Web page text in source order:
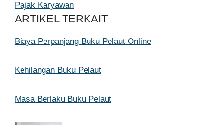
Pajak Karyawan
ARTIKEL TERKAIT
Biaya Perpanjang Buku Pelaut Online
Kehilangan Buku Pelaut
Masa Berlaku Buku Pelaut